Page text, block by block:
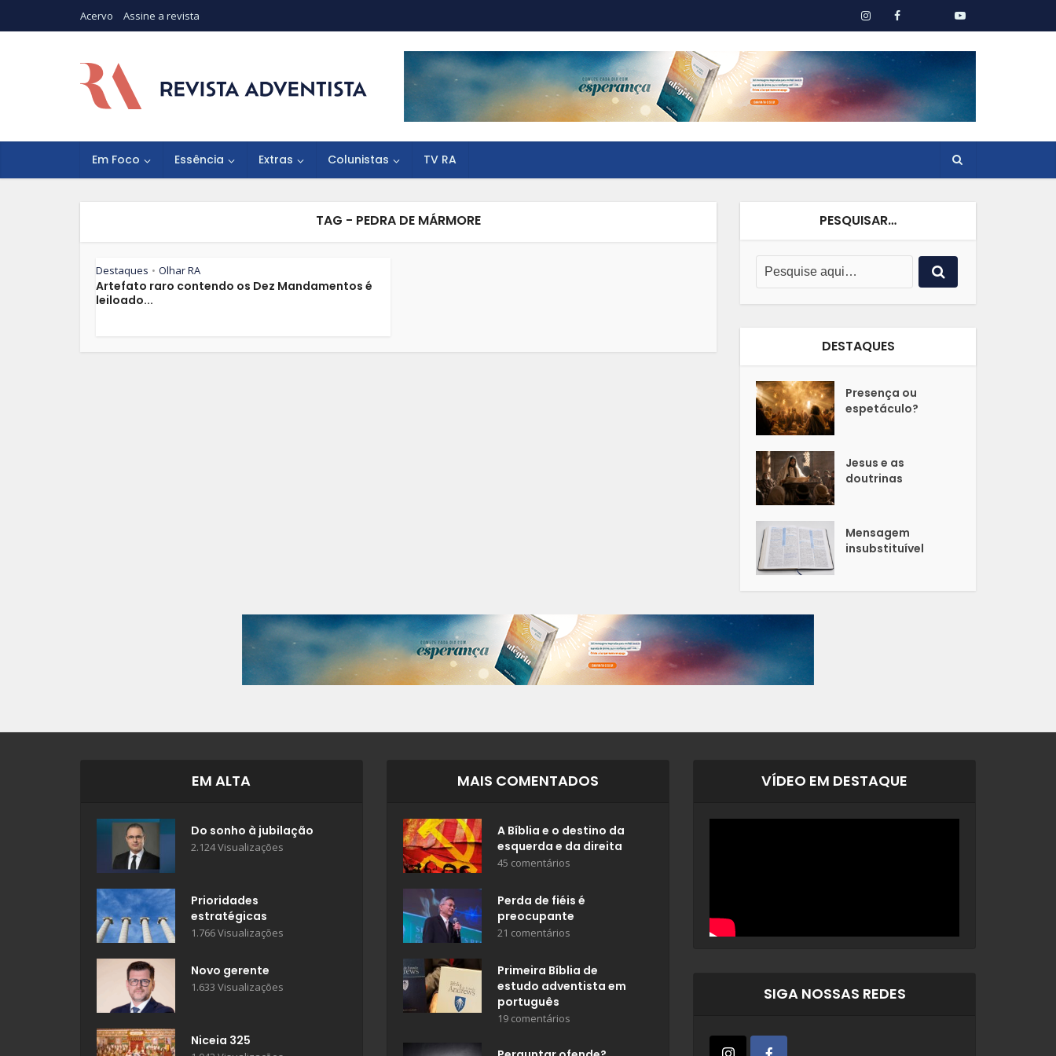
Acervo Assine a revista
Em Foco Essência Extras Colunistas TV RA
TAG - PEDRA DE MÁRMORE
Destaques • Olhar RA
Artefato raro contendo os Dez Mandamentos é
leiloado...
PESQUISAR…
DESTAQUES
Presença ou
espetáculo?
Jesus e as
doutrinas
Mensagem
insubstituível
EM ALTA
Do sonho à jubilação
2.124 Visualizações
Prioridades
estratégicas
1.766 Visualizações
Novo gerente
1.633 Visualizações
Niceia 325
MAIS COMENTADOS
A Bíblia e o destino da
esquerda e da direita
45 comentários
Perda de fiéis é
preocupante
21 comentários
Primeira Bíblia de
estudo adventista em
português
19 comentários
VÍDEO EM DESTAQUE
SIGA NOSSAS REDES